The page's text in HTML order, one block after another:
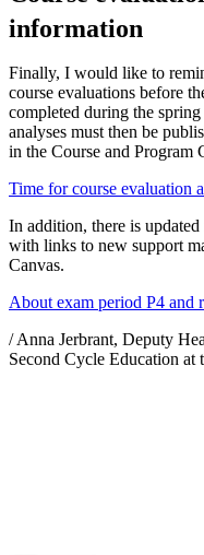
information
Finally, I would like to
course evaluations before
completed during the
analyses must then be
in the Course and Program
Time for course evaluation
In addition, there is
with links to new support
Canvas.
About exam period P4 and
/ Anna Jerbrant, Deputy
Second Cycle Education at